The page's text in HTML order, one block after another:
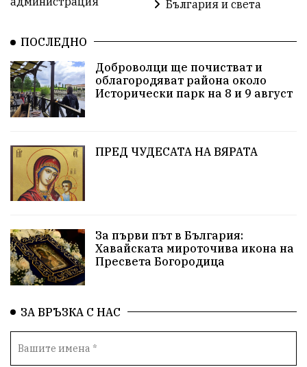
Европа Актуално Туризъм Бизнес
абсурд Здравословно хранене
Коледа Чиста София
Софийски общински съвет
Общински съвет Величие Финландия
Образование Борисов Кольо Парамов
Автопоход Костинброд
Столичен общински съвет Маратон кауза
България и света
ПОСЛЕДНО
Доброволци ще почистват и
облагородяват района около
Исторически парк на 8 и 9 август
ПРЕД ЧУДЕСАТА НА ВЯРАТА
За първи път в България:
Хавайската мироточива икона на
Пресвета Богородица
ЗА ВРЪЗКА С НАС